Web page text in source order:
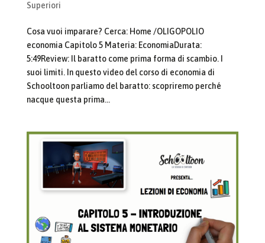
Superiori
Cosa vuoi imparare? Cerca: Home /OLIGOPOLIO
economia Capitolo 5 Materia: EconomiaDurata:
5:49Review: Il baratto come prima forma di scambio. I
suoi limiti. In questo video del corso di economia di
Schooltoon parliamo del baratto: scopriremo perché
nacque questa prima...